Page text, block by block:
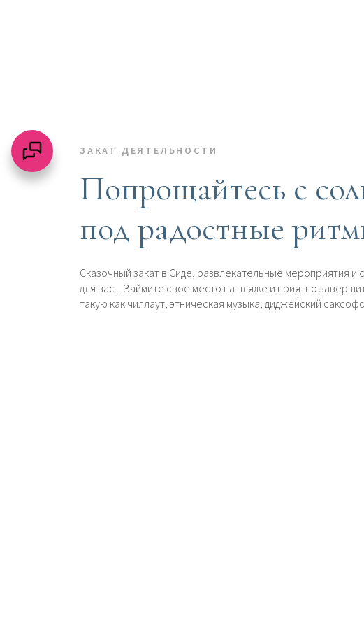
ЗАКАТ ДЕЯТЕЛЬНОСТИ
Попрощайтесь с
под радостные
Сказочный закат в Сиде, развлекательные мероприятия и
для вас... Займите свое место на пляже и приятно
такую ​​как чиллаут, этническая музыка, диджейский